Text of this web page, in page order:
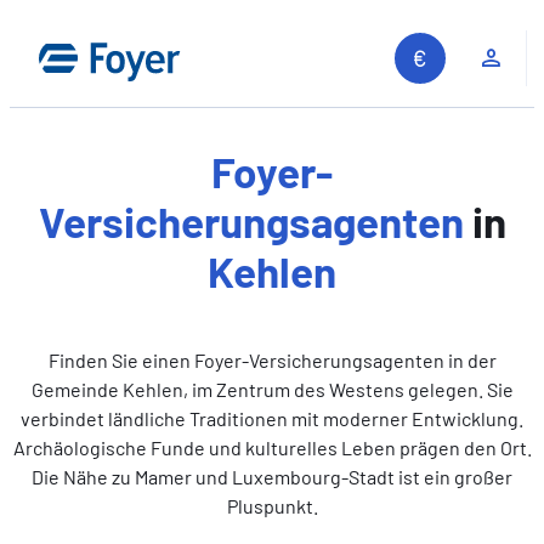
Inhalt
springen
Foyer-
Versicherungsagenten in
Kehlen
Finden Sie einen Foyer-Versicherungsagenten in der
Gemeinde Kehlen, im Zentrum des Westens gelegen. Sie
verbindet ländliche Traditionen mit moderner Entwicklung.
Archäologische Funde und kulturelles Leben prägen den Ort.
Die Nähe zu Mamer und Luxembourg-Stadt ist ein großer
Pluspunkt.